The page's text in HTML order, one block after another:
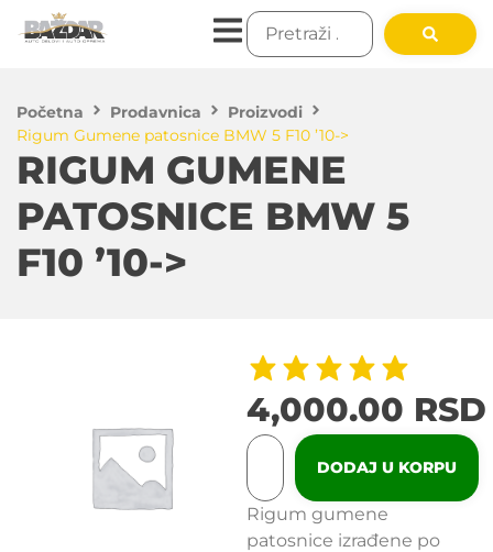
Početna Prodavnica
Proizvodi
Rigum Gumene patosnice BMW 5 F10 ’10->
RIGUM GUMENE
PATOSNICE BMW 5
F10 ’10->
4,000.00 RSD
DODAJ U KORPU
Rigum gumene
patosnice izrađene po